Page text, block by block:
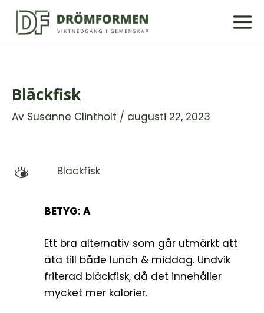
Hoppa
Bläckfisk
Av Susanne Clintholt / augusti 22, 2023
M Bläckfisk
BETYG: A
Ett bra alternativ som går utmärkt att
äta till både lunch & middag. Undvik
friterad bläckfisk, då det innehåller
mycket mer kalorier.